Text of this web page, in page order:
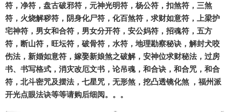
符，净符，盘古破邪符，元神光明符，杨公符，扣煞符，三煞
符，火烧解秽符，阴身化尸符，化百煞符，求财如意符，上梁护
宅神符，男女和合符，男女分开符，安公妈符，招魂符，五方
符，断山符，旺坛符，破骨符，水符，地理勘察秘诀，解封犬咬
伤法，新婚如意符，嫁娶新娘煞之破解，安神位求财秘法，过房
书、书写格式，消灾改厄文书，论吊魂，和合诀，和合咒，和合
符，北斗密咒及摆法，七星咒，无形煞，挖凸透镜化煞 ，福州派
开光点眼法诀等等请购后细阅。。。